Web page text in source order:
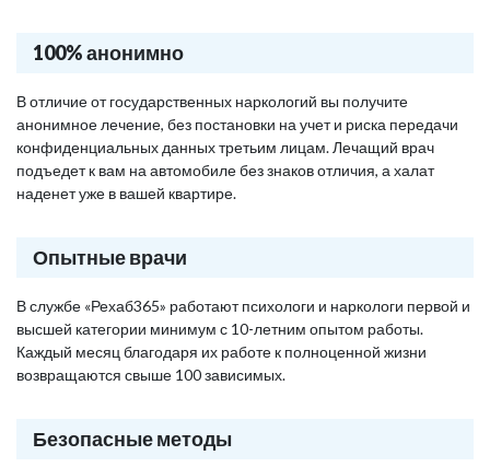
100% анонимно
В отличие от государственных наркологий вы получите
анонимное лечение, без постановки на учет и риска передачи
конфиденциальных данных третьим лицам. Лечащий врач
подъедет к вам на автомобиле без знаков отличия, а халат
наденет уже в вашей квартире.
Опытные врачи
В службе «Рехаб365» работают психологи и наркологи первой и
высшей категории минимум с 10-летним опытом работы.
Каждый месяц благодаря их работе к полноценной жизни
возвращаются свыше 100 зависимых.
Безопасные методы